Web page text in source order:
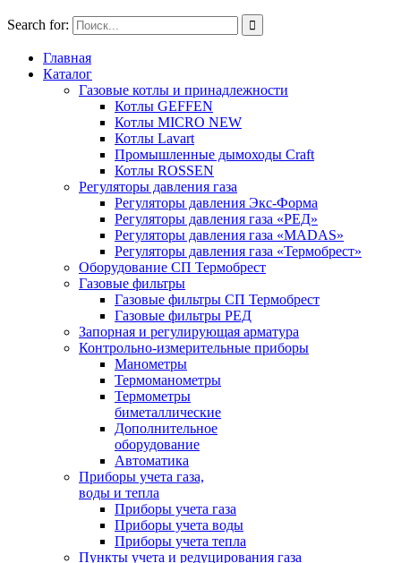
Search for:
Главная
Каталог
Газовые котлы и принадлежности
Котлы GEFFEN
Котлы MICRO NEW
Котлы Lavart
Промышленные дымоходы Craft
Котлы ROSSEN
Регуляторы давления газа
Регуляторы давления Экс-Форма
Регуляторы давления газа «РЕД»
Регуляторы давления газа «MADAS»
Регуляторы давления газа «Термобрест»
Оборудование СП Термобрест
Газовые фильтры
Газовые фильтры СП Термобрест
Газовые фильтры РЕД
Запорная и регулирующая арматура
Контрольно-измерительные приборы
Манометры
Термоманометры
Термометры
биметаллические
Дополнительное
оборудование
Автоматика
Приборы учета газа,
воды и тепла
Приборы учета газа
Приборы учета воды
Приборы учета тепла
Пункты учета и редуцирования газа